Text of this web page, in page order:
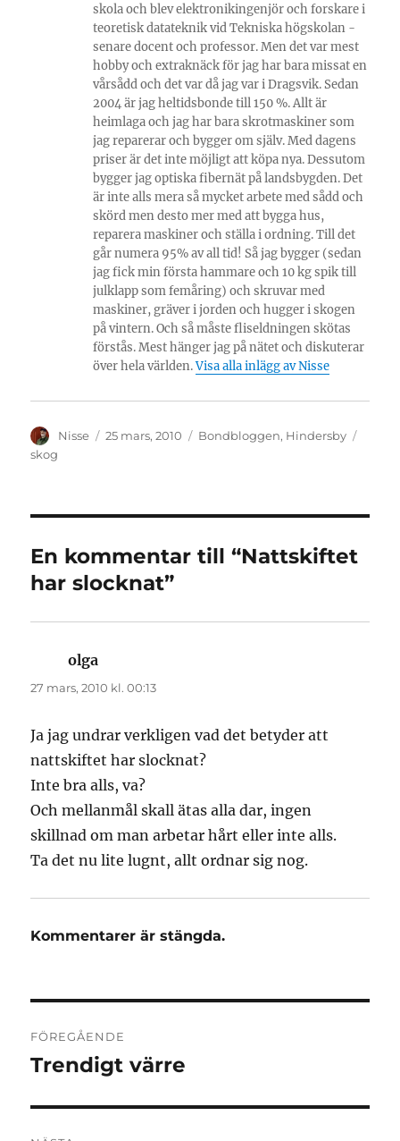
skola och blev elektronikingenjör och forskare i
teoretisk datateknik vid Tekniska högskolan -
senare docent och professor. Men det var mest
hobby och extraknäck för jag har bara missat en
vårsådd och det var då jag var i Dragsvik. Sedan
2004 är jag heltidsbonde till 150 %. Allt är
heimlaga och jag har bara skrotmaskiner som
jag reparerar och bygger om själv. Med dagens
priser är det inte möjligt att köpa nya. Dessutom
bygger jag optiska fibernät på landsbygden. Det
är inte alls mera så mycket arbete med sådd och
skörd men desto mer med att bygga hus,
reparera maskiner och ställa i ordning. Till det
går numera 95% av all tid! Så jag bygger (sedan
jag fick min första hammare och 10 kg spik till
julklapp som femåring) och skruvar med
maskiner, gräver i jorden och hugger i skogen
på vintern. Och så måste fliseldningen skötas
förstås. Mest hänger jag på nätet och diskuterar
över hela världen.Visa alla inlägg av Nisse
Författare
Nisse
Publicerat
25 mars, 2010 Kategorier
Bondbloggen, Hindersby
skog
En kommentar till “Nattskiftet
har slocknat”
olga
27 mars, 2010 kl. 00:13
Ja jag undrar verkligen vad det betyder att
nattskiftet har slocknat?
Inte bra alls, va?
Och mellanmål skall ätas alla dar, ingen
skillnad om man arbetar hårt eller inte alls.
Ta det nu lite lugnt, allt ordnar sig nog.
Kommentarer är stängda.
FÖREGÅENDE
Föregående
Trendigt värre